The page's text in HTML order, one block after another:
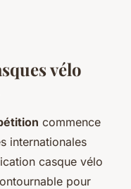
vélo
commence
internationales
casque vélo
pour